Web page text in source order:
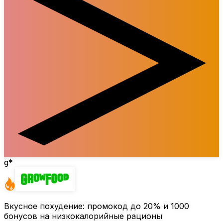
g*
Вкусное похудение: промокод до 20% и 1000
бонусов на низкокалорийные рационы